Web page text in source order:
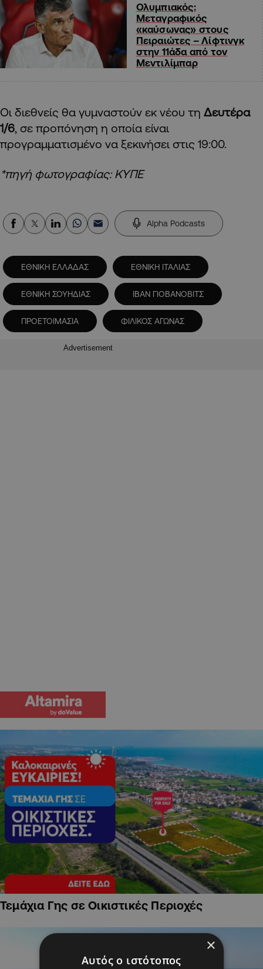
Ολυμπιακός:
Μεταγραφικός
«καύσωνας» στους
Πειραιώτες – Λίφτινγκ
στην 11άδα από τον
Μεντιλίμπαρ
Οι διεθνείς θα γυμναστούν εκ νέου τη Δευτέρα
1/6 , σε προπόνηση η οποία είναι
προγραμματισμένο να ξεκινήσει στις 19:00.
*πηγή φωτογραφίας: ΚΥΠΕ
Alpha Podcasts
ΕΘΝΙΚΗ ΕΛΛΑΔΑΣ ΕΘΝΙΚΗ ΙΤΑΛΙΑΣ
ΕΘΝΙΚΗ ΣΟΥΗΔΙΑΣ ΙΒΑΝ ΓΙΟΒΑΝΟΒΙΤΣ
ΠΡΟΕΤΟΙΜΑΣΙΑ ΦΙΛΙΚΟΣ ΑΓΩΝΑΣ
Advertisement
Τεμάχια Γης σε Οικιστικές Περιοχές
×
Αυτός ο ιστότοπος